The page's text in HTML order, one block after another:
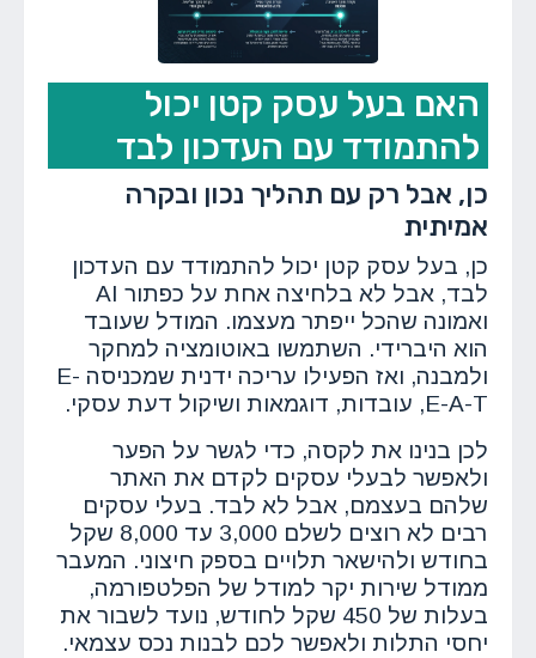
האם בעל עסק קטן יכול
להתמודד עם העדכון לבד
כן, אבל רק עם תהליך נכון ובקרה
אמיתית
כן, בעל עסק קטן יכול להתמודד עם העדכון
לבד, אבל לא בלחיצה אחת על כפתור AI
ואמונה שהכל ייפתר מעצמו. המודל שעובד
הוא היברידי. השתמשו באוטומציה למחקר
ולמבנה, ואז הפעילו עריכה ידנית שמכניסה E-
E-A-T, עובדות, דוגמאות ושיקול דעת עסקי.
לכן בנינו את לקסה, כדי לגשר על הפער
ולאפשר לבעלי עסקים לקדם את האתר
שלהם בעצמם, אבל לא לבד. בעלי עסקים
רבים לא רוצים לשלם 3,000 עד 8,000 שקל
בחודש ולהישאר תלויים בספק חיצוני. המעבר
ממודל שירות יקר למודל של הפלטפורמה,
בעלות של 450 שקל לחודש, נועד לשבור את
יחסי התלות ולאפשר לכם לבנות נכס עצמאי.